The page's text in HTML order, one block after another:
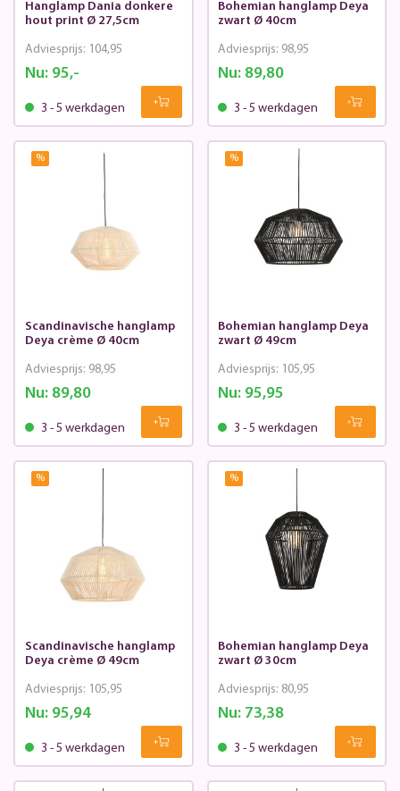
Hanglamp Dania donkere
hout print Ø 27,5cm
Nu:95,-
Adviesprijs: 104,95
3 - 5 werkdagen
Bohemian hanglamp Deya
zwart Ø 40cm
Nu: 89,80
Adviesprijs: 98,95
3 - 5 werkdagen
%
Scandinavische hanglamp
Deya crème Ø 40cm
Nu:89,80
Adviesprijs: 98,95
3 - 5 werkdagen
%
Bohemian hanglamp Deya
zwart Ø 49cm
Nu: 95,95
Adviesprijs: 105,95
3 - 5 werkdagen
%
Scandinavische hanglamp
Deya crème Ø 49cm
Nu:95,94
Adviesprijs: 105,95
3 - 5 werkdagen
%
Bohemian hanglamp Deya
zwart Ø 30cm
Nu: 73,38
Adviesprijs: 80,95
3 - 5 werkdagen